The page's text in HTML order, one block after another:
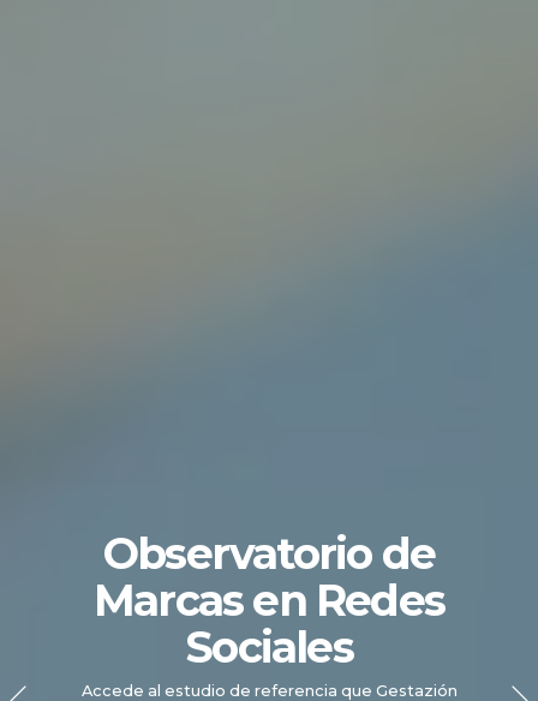
Observatorio de
Marcas en Redes
Sociales
Accede al estudio de referencia que Gestazión